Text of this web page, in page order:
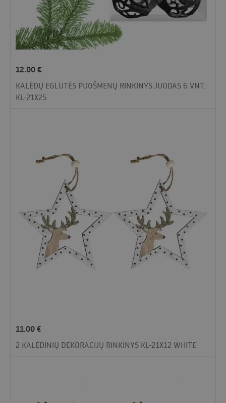
12.00€
KALĖDŲ EGLUTĖS PUOŠMENŲ RINKINYS JUODAS 6 VNT.
KL-21X25
11.00€
2 KALĖDINIŲ DEKORACIJŲ RINKINYS KL-21X12 WHITE